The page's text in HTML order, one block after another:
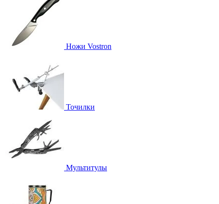
Ножи Vostron
Точилки
Мультитулы